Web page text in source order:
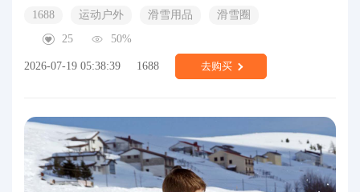
1688 运动户外 滑雪用品
滑雪圈
25
50%
2026-07-19 05:38:39 1688 去购买